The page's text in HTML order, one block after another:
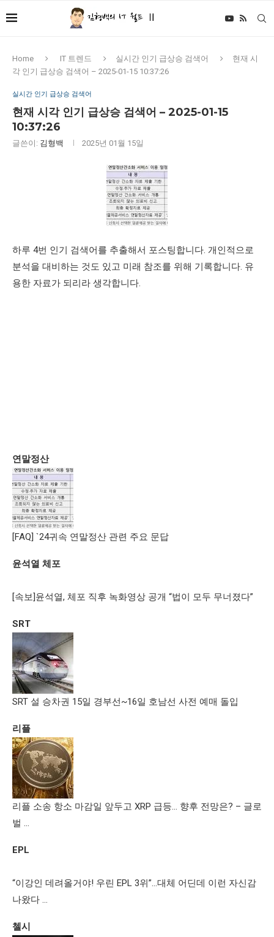
Home IT 트렌드 실시간 인기 급상승 검색어
현재 시
각 인기 급상승 검색어 – 2025-01-15 10:37:26
실시간 인기 급상승 검색어
현재 시각 인기 급상승 검색어 – 2025-01-15
10:37:26
글쓴이: 김형백 2025년 01월 15일
하루 4번 인기 검색어를 추출해서 포스팅합니다. 개인적으로
분석을 대비하는 것도 있고 미래 참조를 위해 기록합니다. 유
용한 자료가 되리라 생각합니다.
연말정산
[FAQ] `24귀속 연말정산 관련 주요 문답
윤석열 체포
[속보]윤석열, 체포 직후 녹화영상 공개 “법이 모두 무너졌다”
SRT
SRT 설 승차권 15일 경부선~16일 호남선 사전 예매 돌입
리플
리플 소송 항소 마감일 앞두고 XRP 급등… 향후 전망은? – 글로
벌 …
EPL
“이강인 데려올거야! 우린 EPL 3위”…대체 어딘데 이런 자신감
나왔다 …
첼시